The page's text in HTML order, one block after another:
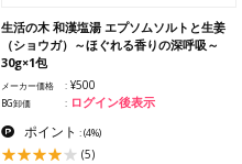
生活の木 和漢塩湯 エプソムソルトと生姜
（ショウガ）～ほぐれる香りの深呼吸～
30g×1包
メーカー価格 ¥500
BG卸価 ログイン後表示
ポイント :(4%)
(5)